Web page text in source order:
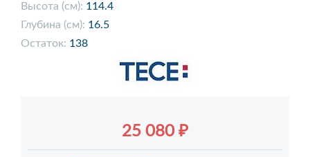
Высота (см): 114.4
Глубина (см): 16.5
Остаток: 138
25 080 ₽